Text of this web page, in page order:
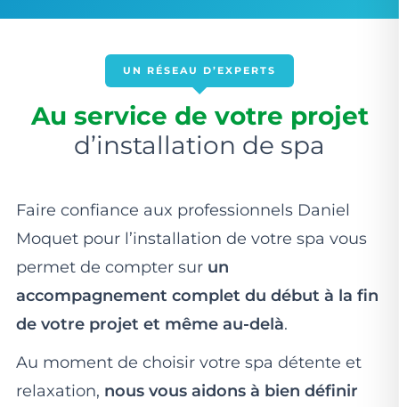
UN RÉSEAU D’EXPERTS
Au service de votre projet
d’installation de spa
Faire confiance aux professionnels Daniel
Moquet pour l’installation de votre spa vous
permet de compter sur un
accompagnement complet du début à la fin
de votre projet et même au-delà.
Au moment de choisir votre spa détente et
relaxation, nous vous aidons à bien définir